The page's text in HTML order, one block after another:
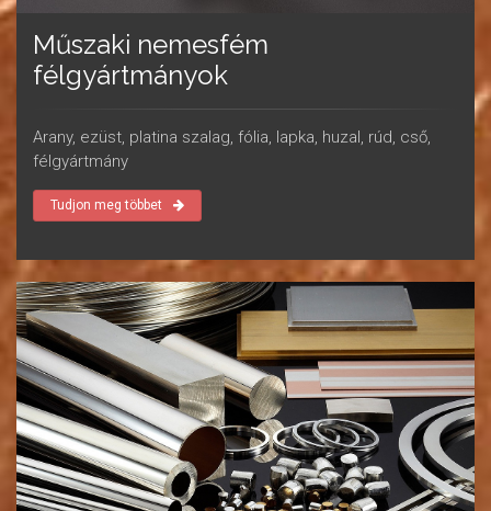
Műszaki nemesfém
félgyártmányok
Arany, ezüst, platina szalag, fólia, lapka, huzal, rúd, cső,
félgyártmány
Tudjon meg többet